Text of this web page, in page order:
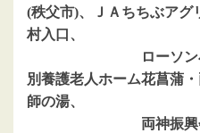
(秩父市)、ＪＡちちぶアグ
村入 口、
ローソン小鹿野
別養護老人ホーム花菖蒲
師の湯、
両神振興会館（